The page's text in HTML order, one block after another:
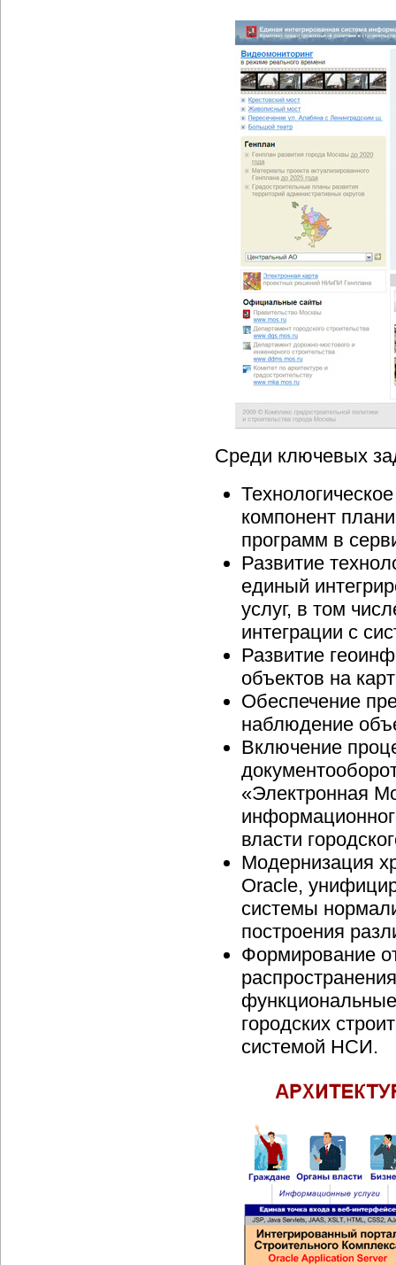
Среди ключевых
компонент
программ в
Развитие
единый
услуг, в том
интеграции с
Развитие
объектов на
Обеспечение
наблюдение
Включение
«Электронная
власти
Модернизация
Oracle,
системы
построения
Формирование
городских
системой НСИ.